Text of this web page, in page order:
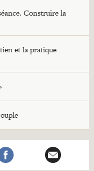
Construire la
et la pratique